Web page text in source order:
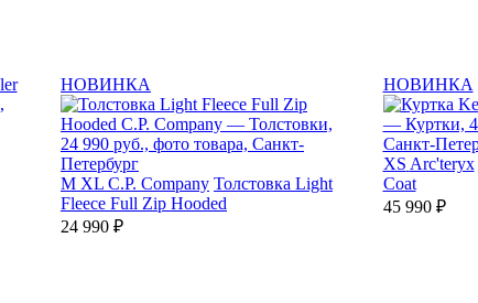
НОВИНКА
M XL C.P. Company Толстовка Light
Fleece Full Zip Hooded
24 990 ₽
НОВИНКА
XS Arc'teryx
Coat
45 990 ₽